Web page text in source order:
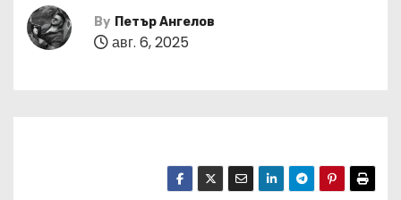
By Петър Ангелов
авг. 6, 2025